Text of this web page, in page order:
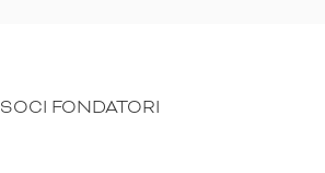
SOCI FONDATORI